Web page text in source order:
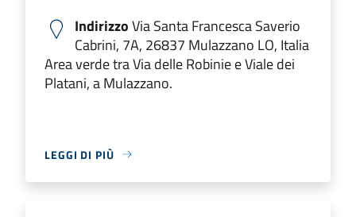
IndirizzoVia Santa Francesca Saverio
Cabrini, 7A, 26837 Mulazzano LO, Italia
Area verde tra Via delle Robinie e Viale dei
Platani, a Mulazzano.
LEGGI DI PIÙ